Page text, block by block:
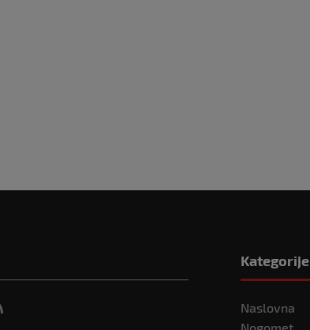
Kategorije
Naslovna
Nogomet